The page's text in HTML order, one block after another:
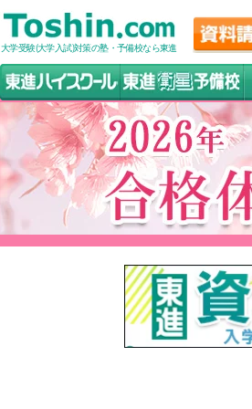
大学受験(大学入試)対策の塾・予備校なら東進